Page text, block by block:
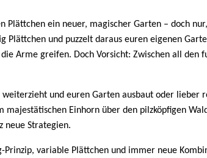
Plättchen ein neuer, magischer Garten – doch
Plättchen und puzzelt daraus euren eigenen
Arme greifen. Doch Vorsicht: Zwischen all
und euren Garten ausbaut oder
majestätischen Einhorn über den pilzköpfigen
neue Strategien.
Prinzip, variable Plättchen und immer neue